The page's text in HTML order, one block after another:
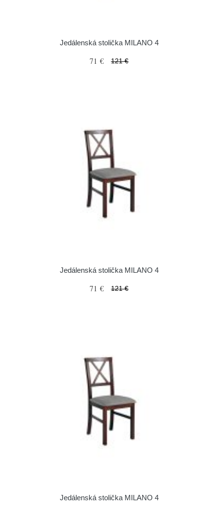
Jedálenská stolička MILANO 4
71 € 121 €
Jedálenská stolička MILANO 4
71 € 121 €
Jedálenská stolička MILANO 4